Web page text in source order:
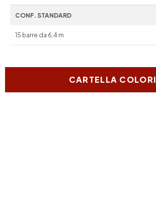
CARTELLA COLORI
CONF. STANDARD
15 barre da 6,4 m